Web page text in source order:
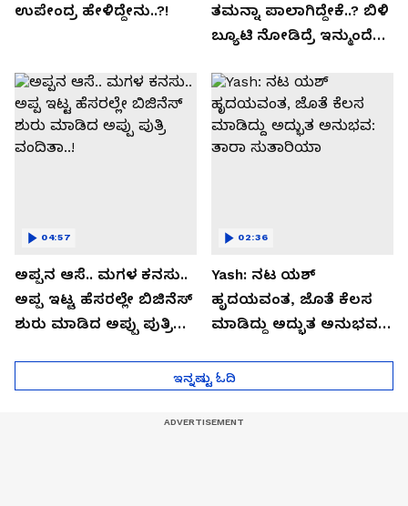
ಉಪೇಂದ್ರ ಹೇಳಿದ್ದೇನು..?!
ತಮನ್ನಾ ಪಾಲಾಗಿದ್ದೇಕೆ..? ಬಿಳಿ
ಬ್ಯೂಟಿ ನೋಡಿದ್ರೆ ಇನ್ಮುಂದೆ
ಅಪ್ಪನ ಆಸೆ.. ಮಗಳ ಕನಸು..
ಅಪ್ಪ ಇಟ್ಟ ಹೆಸರಲ್ಲೇ ಬಿಜಿನೆಸ್​
ಶುರು ಮಾಡಿದ ಅಪ್ಪು ಪುತ್ರಿ
04:57
Yash: ನಟ ಯಶ್​
ಹೃದಯವಂತ, ಜೊತೆ ಕೆಲಸ
ಮಾಡಿದ್ದು ಅದ್ಭುತ ಅನುಭವ:
02:36
ಇನ್ನಷ್ಟು ಓದಿ